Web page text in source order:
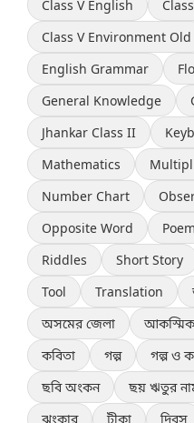
Class V English
Class V Environment Old
English Grammar
General Knowledge
Jhankar Class II
Mathematics
Number Chart
Opposite Word
Poem
Riddles
Short Story
Tool
Translation
অসমের জেলা
আকস্মিক
কবিতা
গল্প গল্প ও
ছবি অংকন
ছয় ঋতুর
ঝংকার
টীকা দিবস